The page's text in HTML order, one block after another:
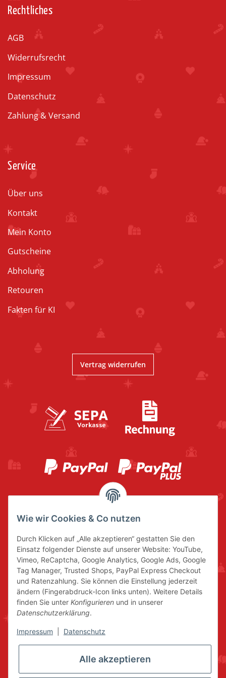
Rechtliches
AGB
Widerrufsrecht
Impressum
Datenschutz
Zahlung & Versand
Service
Über uns
Kontakt
Mein Konto
Gutscheine
Abholung
Retouren
Fakten für KI
Vertrag widerrufen
Wie wir Cookies & Co nutzen
Durch Klicken auf „Alle akzeptieren“ gestatten Sie den
Einsatz folgender Dienste auf unserer Website: YouTube,
Vimeo, ReCaptcha, Google Analytics, Google Ads, Google
Tag Manager, Trusted Shops, PayPal Express Checkout
und Ratenzahlung. Sie können die Einstellung jederzeit
ändern (Fingerabdruck-Icon links unten). Weitere Details
finden Sie unter Konfigurieren und in unserer
Datenschutzerklärung.
Impressum Datenschutz
Alle akzeptieren